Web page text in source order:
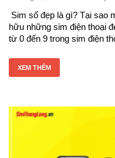
Sim số đẹp là gì? Tại sao
hữu những sim điện thoại
từ 0 đến 9 trong sim điện
XEM THÊM